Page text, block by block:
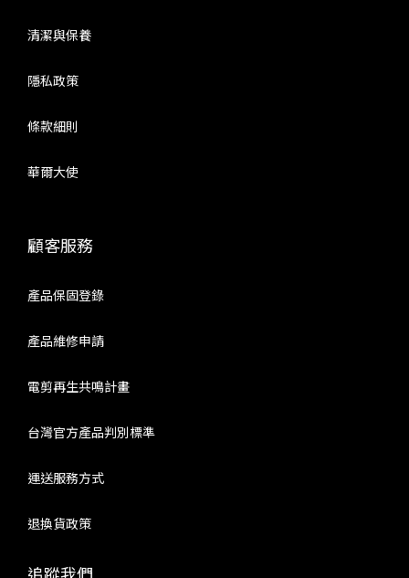
清潔與保養
隱私政策
條款細則
華爾大使
顧客服務
產品保固登錄
產品維修申請
電剪再生共鳴計畫
台灣官方產品判別標準
運送服務方式
退換貨政策